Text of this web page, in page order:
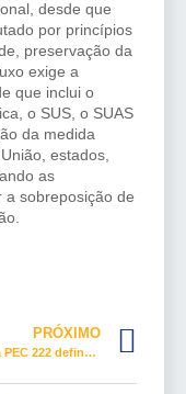
desde que
por princípios
preservação da
exige a
que inclui o
o SUS, o SUAS
da medida
estados,
as
a sobreposição de
PRÓXIMO
Relator da PEC 222 define transição gradual para fim da 6×1